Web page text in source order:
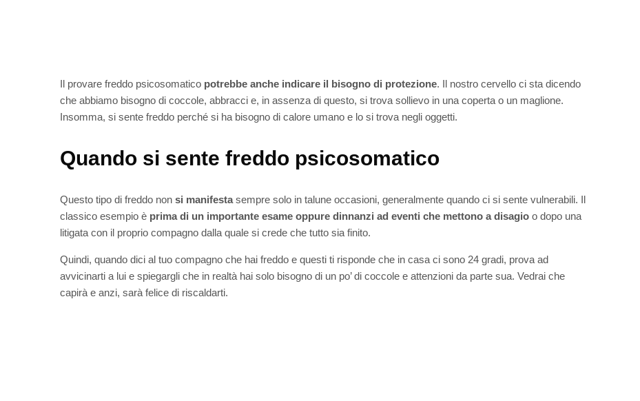
Il provare freddo psicosomatico potrebbe anche indicare il bisogno di protezione. Il nostro cervello ci sta dicendo
che abbiamo bisogno di coccole, abbracci e, in assenza di questo, si trova sollievo in una coperta o un maglione.
Insomma, si sente freddo perché si ha bisogno di calore umano e lo si trova negli oggetti.
Quando si sente freddo psicosomatico
Questo tipo di freddo non si manifestasempre solo in talune occasioni, generalmente quando ci si sente vulnerabili. Il
classico esempio è prima di un importante esame oppure dinnanzi ad eventi che mettono a disagio o dopo una
litigata con il proprio compagno dalla quale si crede che tutto sia finito.
Quindi, quando dici al tuo compagno che hai freddo e questi ti risponde che in casa ci sono 24 gradi, prova ad
avvicinarti a lui e spiegargli che in realtà hai solo bisogno di un po’ di coccole e attenzioni da parte sua. Vedrai che
capirà e anzi, sarà felice di riscaldarti.